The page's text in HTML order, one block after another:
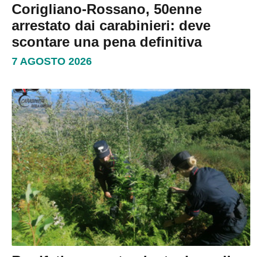
Corigliano-Rossano, 50enne
arrestato dai carabinieri: deve
scontare una pena definitiva
7 AGOSTO 2026